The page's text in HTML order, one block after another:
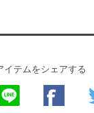
イテムをシェアする